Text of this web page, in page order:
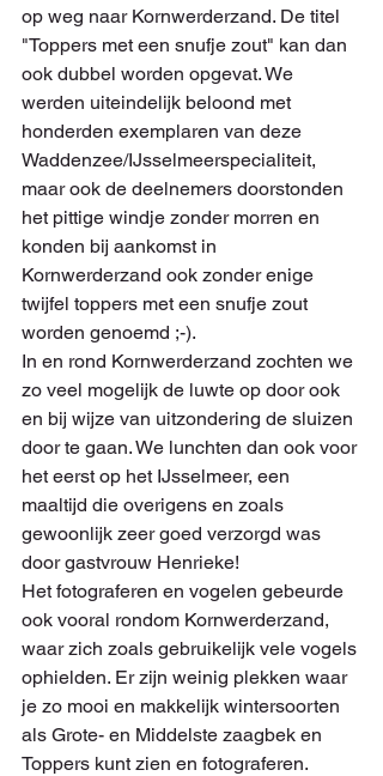
op weg naar Kornwerderzand. De titel
"Toppers met een snufje zout" kan dan
ook dubbel worden opgevat. We
werden uiteindelijk beloond met
honderden exemplaren van deze
Waddenzee/IJsselmeerspecialiteit,
maar ook de deelnemers doorstonden
het pittige windje zonder morren en
konden bij aankomst in
Kornwerderzand ook zonder enige
twijfel toppers met een snufje zout
worden genoemd ;-).
In en rond Kornwerderzand zochten we
zo veel mogelijk de luwte op door ook
en bij wijze van uitzondering de sluizen
door te gaan. We lunchten dan ook voor
het eerst op het IJsselmeer, een
maaltijd die overigens en zoals
gewoonlijk zeer goed verzorgd was
door gastvrouw Henrieke!
Het fotograferen en vogelen gebeurde
ook vooral rondom Kornwerderzand,
waar zich zoals gebruikelijk vele vogels
ophielden. Er zijn weinig plekken waar
je zo mooi en makkelijk wintersoorten
als Grote- en Middelste zaagbek en
Toppers kunt zien en fotograferen.